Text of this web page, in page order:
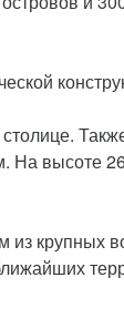
высоте
из крупных